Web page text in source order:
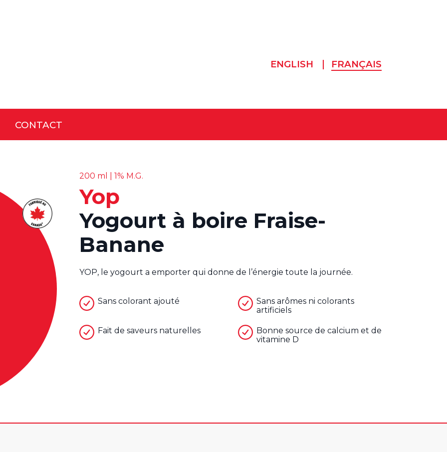
ENGLISH FRANÇAIS
CONTACT
200 ml | 1% M.G.
Yop
Yogourt à boire Fraise-
Banane
YOP, le yogourt a emporter qui donne de l’énergie toute la journée.
Sans colorant ajouté
Sans arômes ni colorants
artificiels
Fait de saveurs naturelles
Bonne source de calcium et de
vitamine D